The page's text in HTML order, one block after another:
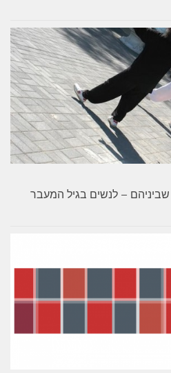
– לנשים בגיל המעבר